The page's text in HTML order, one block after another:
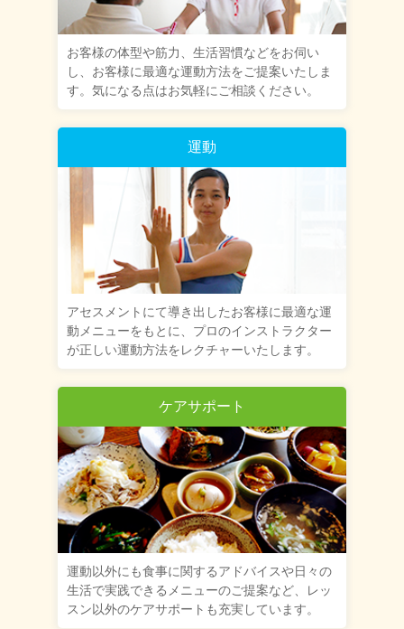
お客様の体型や筋力、生活習慣などをお伺い
し、お客様に最適な運動方法をご提案いたしま
す。気になる点はお気軽にご相談ください。
運動
アセスメントにて導き出したお客様に最適な運
動メニューをもとに、プロのインストラクター
が正しい運動方法をレクチャーいたします。
ケアサポート
運動以外にも食事に関するアドバイスや日々の
生活で実践できるメニューのご提案など、レッ
スン以外のケアサポートも充実しています。